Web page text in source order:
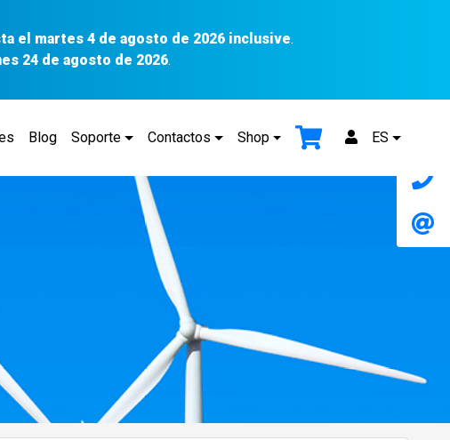
el martes 4 de agosto de 2026 inclusive.
24 de agosto de 2026.
Blog Soporte Contactos Shop ES